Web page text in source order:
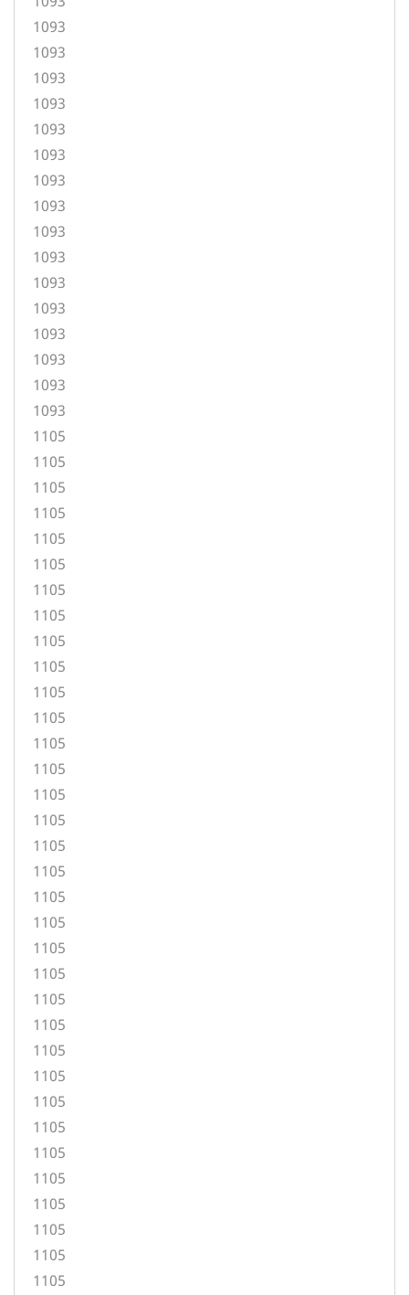
1093
1093
1093
1093
1093
1093
1093
1093
1093
1093
1093
1093
1093
1093
1093
1093
1105
1105
1105
1105
1105
1105
1105
1105
1105
1105
1105
1105
1105
1105
1105
1105
1105
1105
1105
1105
1105
1105
1105
1105
1105
1105
1105
1105
1105
1105
1105
1105
1105
1105